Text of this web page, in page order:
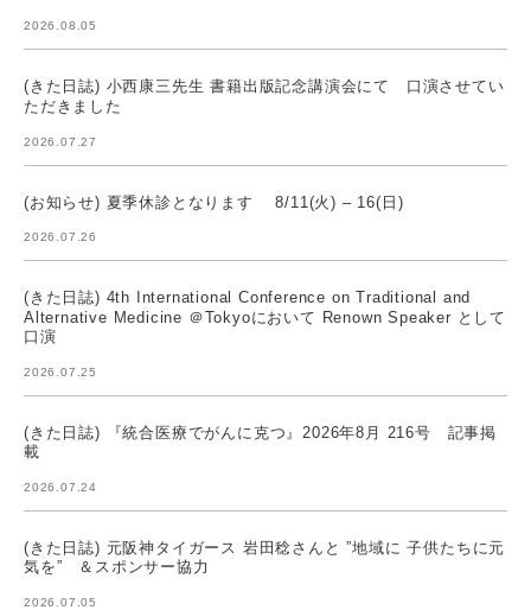
2026.08.05
(きた日誌) 小西康三先生 書籍出版記念講演会にて 口演させてい
ただきました
2026.07.27
(お知らせ) 夏季休診となります 8/11(火) – 16(日)
2026.07.26
(きた日誌) 4th International Conference on Traditional and
Alternative Medicine ＠Tokyoにおいて Renown Speaker として
口演
2026.07.25
(きた日誌) 『統合医療でがんに克つ』2026年8月 216号 記事掲
載
2026.07.24
(きた日誌) 元阪神タイガース 岩田稔さんと ”地域に 子供たちに元
気を” ＆スポンサー協力
2026.07.05